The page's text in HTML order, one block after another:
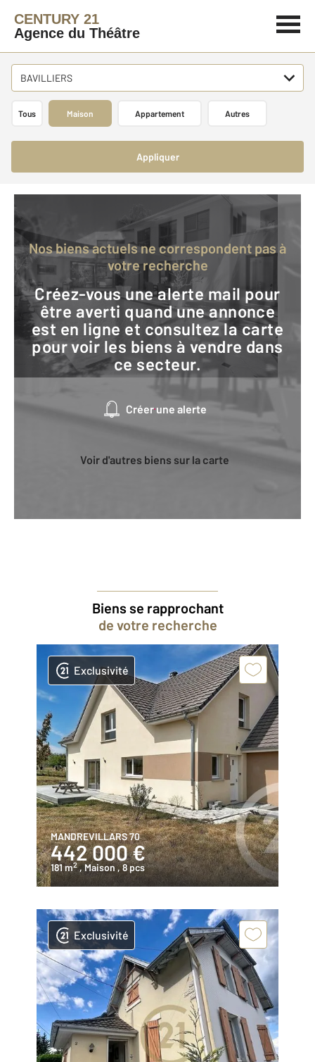
CENTURY 21
Agence du Théâtre
BAVILLIERS
Tous Maison Appartement Autres
Appliquer
Nos biens actuels ne correspondent pas à
votre recherche
Créez-vous une alerte mail pour
être averti quand une annonce
est en ligne et consultez la carte
pour voir les biens à vendre dans
ce secteur.
Créer une alerte
Voir d'autres biens sur la carte
Biens se rapprochant
de votre recherche
Exclusivité
MANDREVILLARS 70
442 000 €
181 m2 , Maison, 8 pcs
Exclusivité